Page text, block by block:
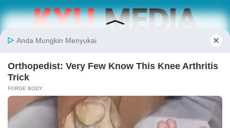
Follow Kabarbaru